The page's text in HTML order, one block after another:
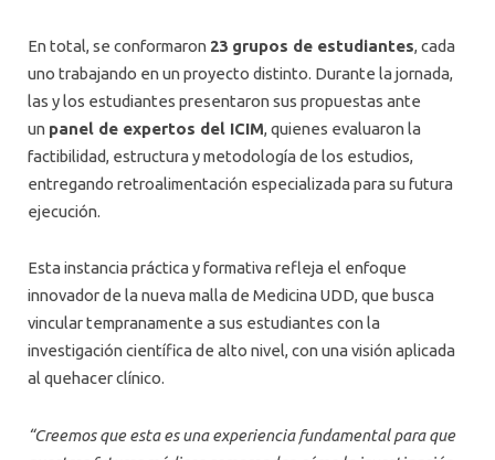
En total, se conformaron 23 grupos de estudiantes, cada
uno trabajando en un proyecto distinto. Durante la jornada,
las y los estudiantes presentaron sus propuestas ante
un panel de expertos del ICIM, quienes evaluaron la
factibilidad, estructura y metodología de los estudios,
entregando retroalimentación especializada para su futura
ejecución.
Esta instancia práctica y formativa refleja el enfoque
innovador de la nueva malla de Medicina UDD, que busca
vincular tempranamente a sus estudiantes con la
investigación científica de alto nivel, con una visión aplicada
al quehacer clínico.
“Creemos que esta es una experiencia fundamental para que